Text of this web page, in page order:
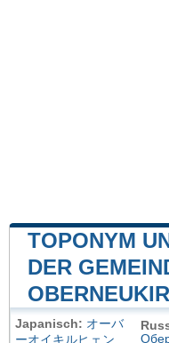
TOPONYM
DER
Japanisch: オーバ
ーオイキルヒェン